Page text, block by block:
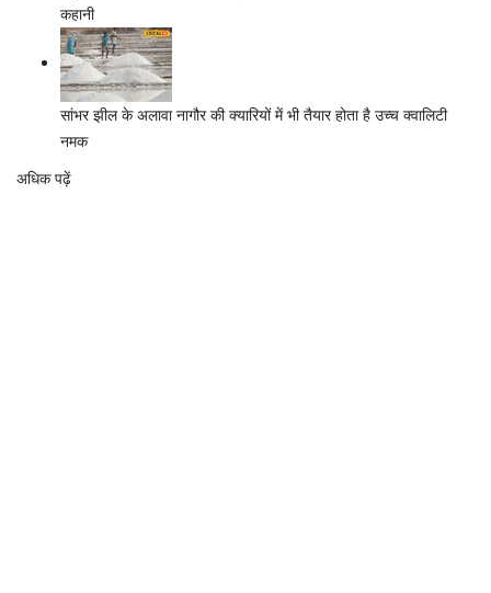
कहानी
सांभर झील के अलावा नागौर की क्यारियों में भी तैयार होता है उच्च क्वालिटी
नमक
अधिक पढ़ें